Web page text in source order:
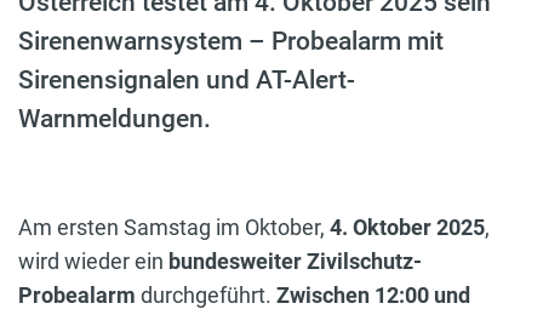
Sirenenwarnsystem – Probealarm mit
Sirenensignalen und AT-Alert-
Warnmeldungen.
Am ersten Samstag im Oktober, 4. Oktober 2025,
wird wieder ein bundesweiter Zivilschutz-
Probealarm durchgeführt. Zwischen 12:00 und